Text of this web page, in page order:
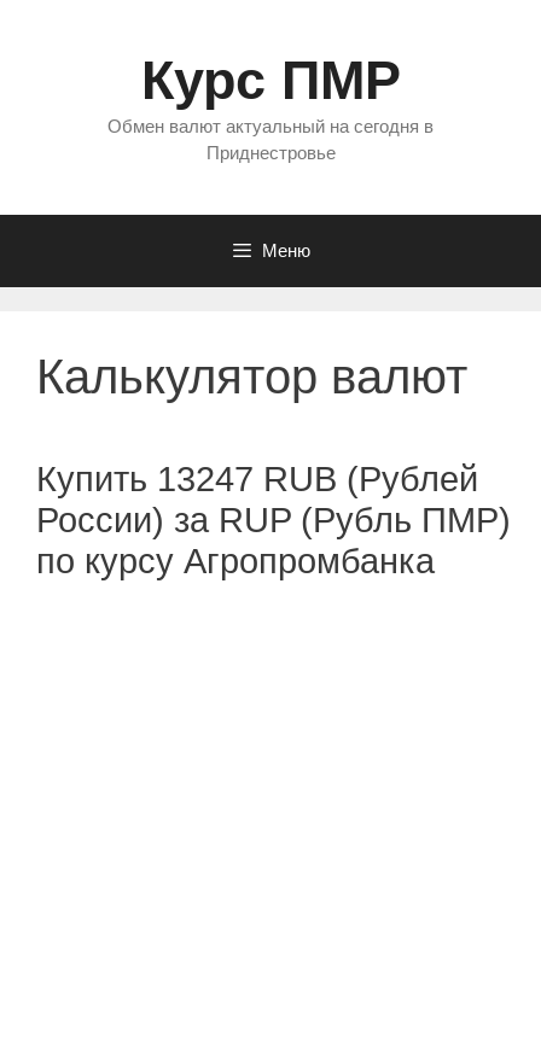
Курс ПМР
Обмен валют актуальный на сегодня в
Приднестровье
Меню
Калькулятор валют
Купить 13247 RUB (Рублей
России) за RUP (Рубль ПМР)
по курсу Агропромбанка